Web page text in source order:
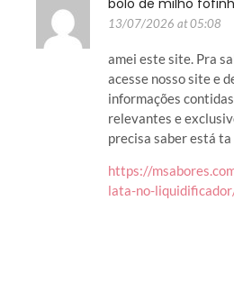
13/07/2026 at 05:08
amei este site. Pra
acesse nosso site e
informações
relevantes e
precisa saber está ta
https://
lata-no-